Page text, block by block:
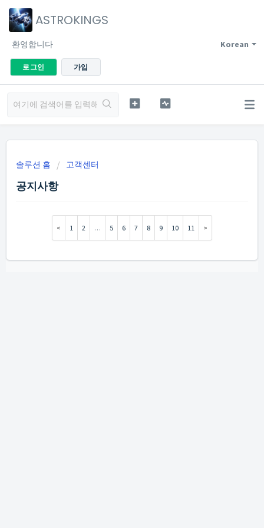
ASTROKINGS
Korean
환영합니다
로그인 가입
솔루션 홈 고객센터
공지사항
1 2 … 5 6 7 8 9 10 11